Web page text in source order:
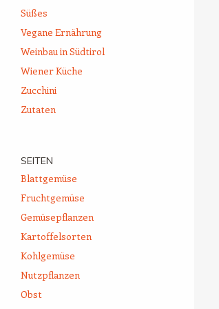
Süßes
Vegane Ernährung
Weinbau in Südtirol
Wiener Küche
Zucchini
Zutaten
SEITEN
Blattgemüse
Fruchtgemüse
Gemüsepflanzen
Kartoffelsorten
Kohlgemüse
Nutzpflanzen
Obst